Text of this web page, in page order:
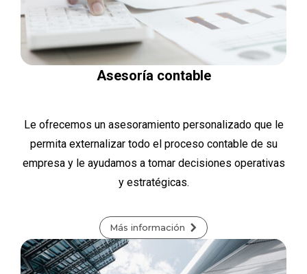
Asesoría contable
Le ofrecemos un asesoramiento personalizado que le
permita externalizar todo el proceso contable de su
empresa y le ayudamos a tomar decisiones operativas
y estratégicas.
Más información